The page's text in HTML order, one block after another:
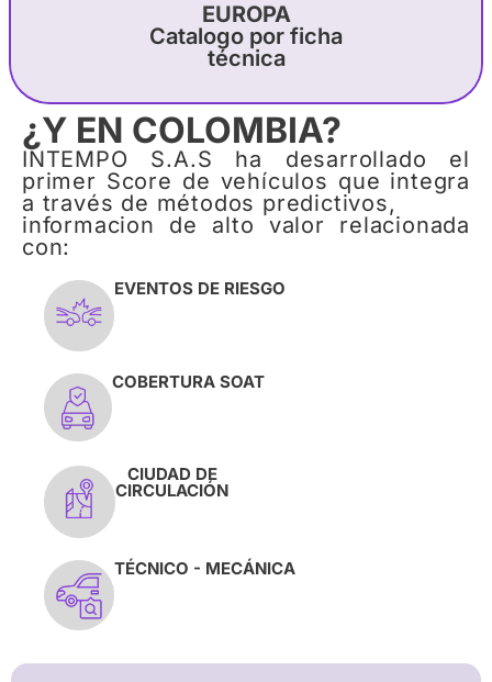
EUROPA
Catalogo por ficha
técnica
¿Y EN COLOMBIA?
INTEMPO S.A.S ha desarrollado el
primer Score de vehículos que integra
a través de métodos predictivos,
informacion de alto valor relacionada
con:
EVENTOS DE RIESGO
COBERTURA SOAT
CIUDAD DE
CIRCULACIÓN
TÉCNICO - MECÁNICA